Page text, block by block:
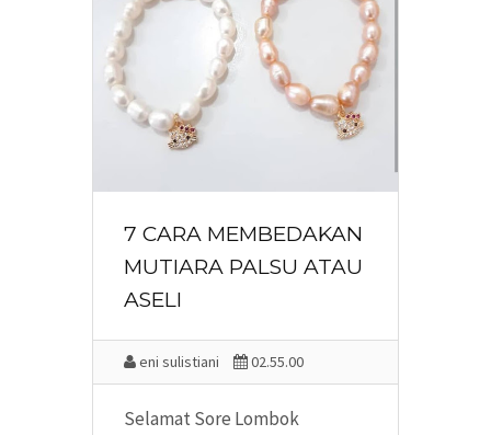
7 CARA MEMBEDAKAN
MUTIARA PALSU ATAU
ASELI
eni sulistiani 02.55.00
Selamat Sore Lombok